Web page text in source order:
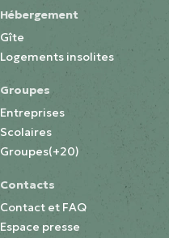
Hébergement
Gîte
Logements insolites
Groupes
Entreprises
Scolaires
Groupes(+20)
Contacts
Contact et FAQ
Espace presse